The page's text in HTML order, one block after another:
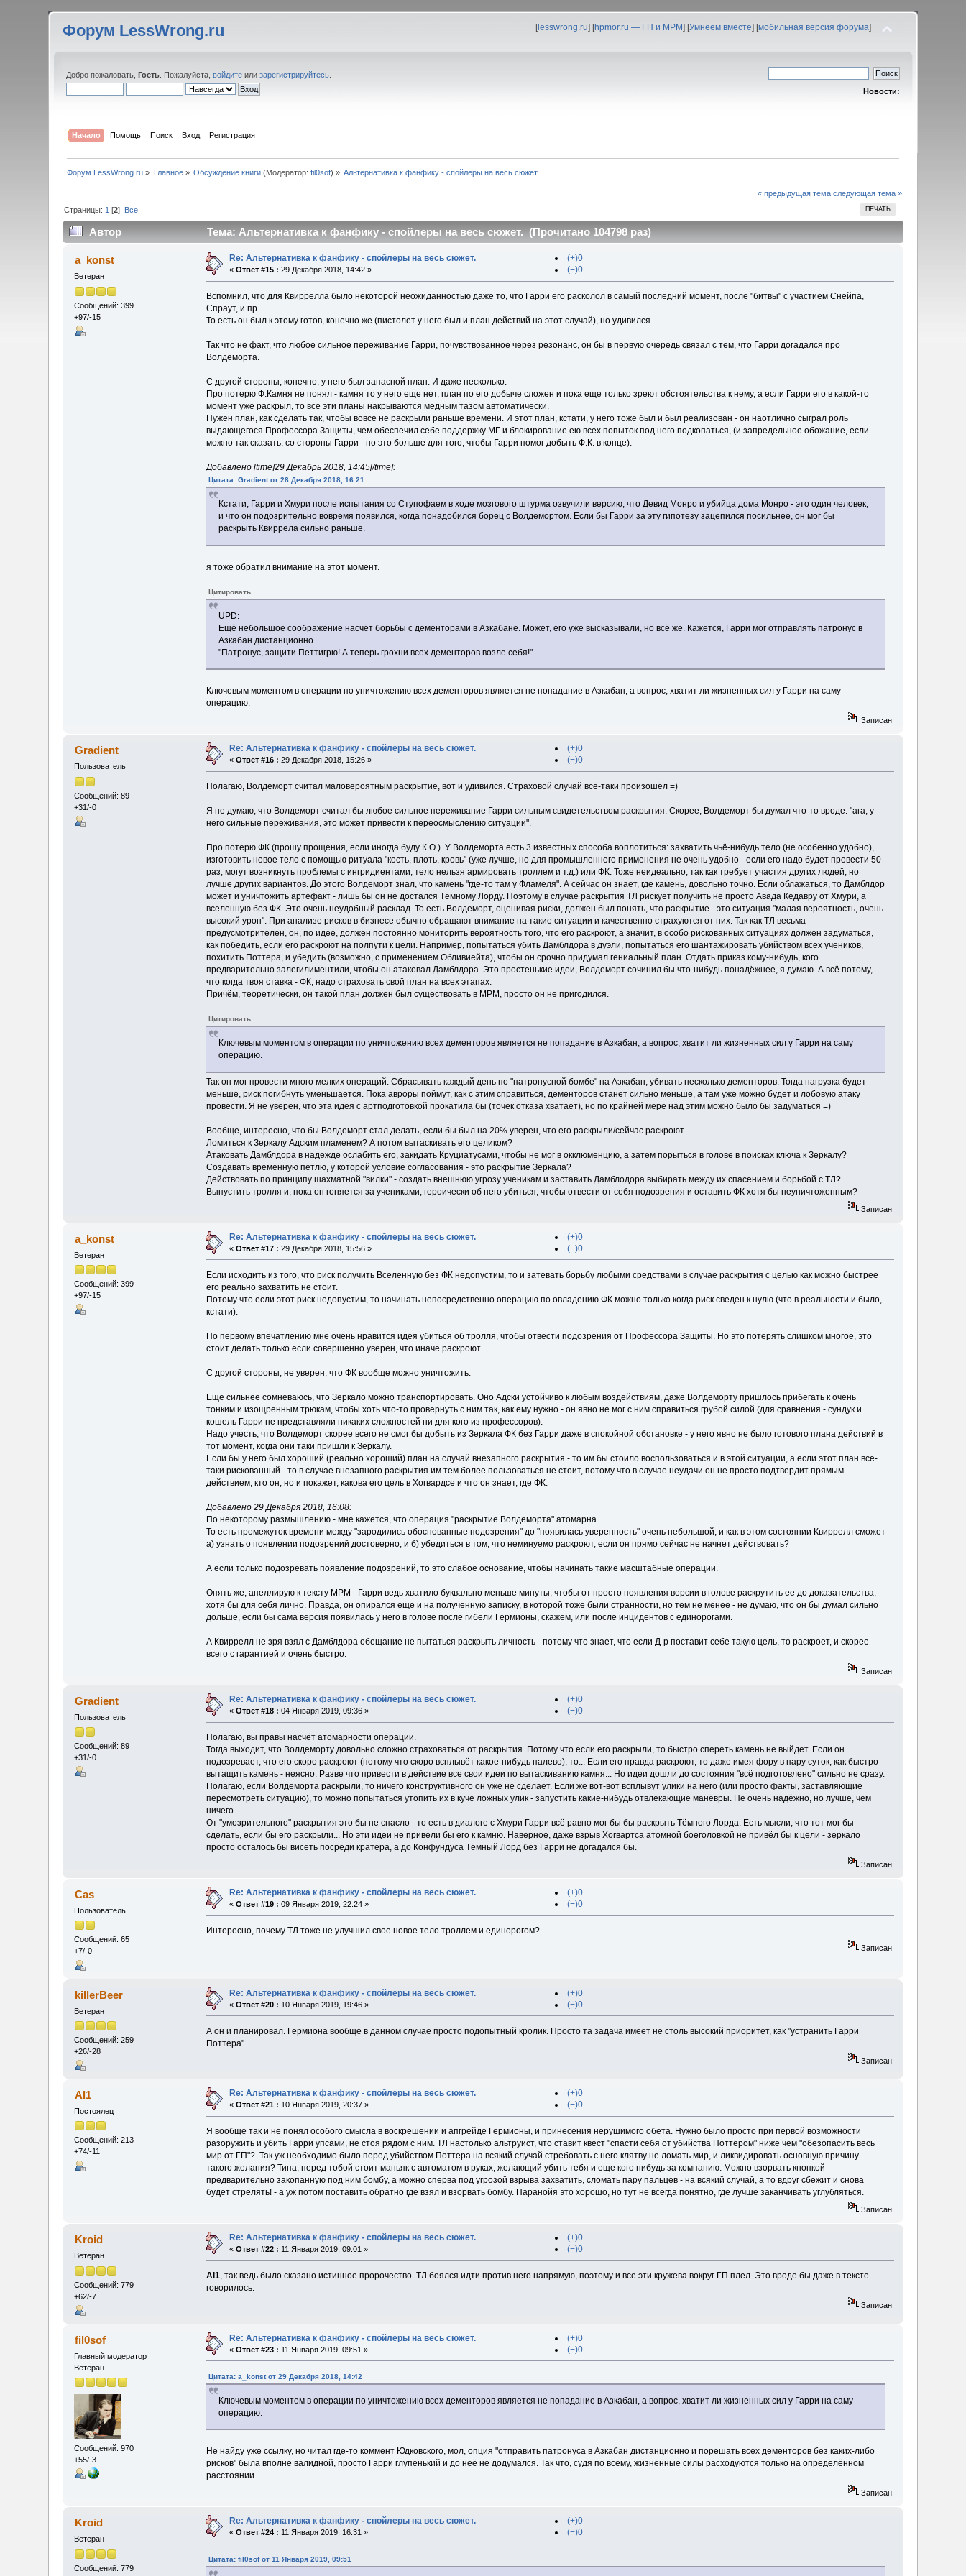
Форум LessWrong.ru [lesswrong.ru] [hpmor.ru — ГП и МРМ] [Умнеем вместе] [мобильная версия форума]
Добро пожаловать,Гость . Пожалуйста,войдите илизарегистрируйтесь
Новости:
Начало Помощь Поиск Вход Регистрация
Форум LessWrong.ru » Главное» Обсуждение книги (Модератор:fil0sof) » Альтернативка к фанфику - спойлеры на весь сюжет.
« предыдущая тема следующая тема »
ПЕЧАТЬ
Страницы: 1 [2] Все
Автор Тема: Альтернативка к фанфику - спойлеры на весь сюжет. (Прочитано 104798 раз)
a_konst
Ветеран
Сообщений: 399
+97/-15
Re: Альтернативка к фанфику - спойлеры на весь сюжет.
«Ответ #15 : 29 Декабря 2018, 14:42 »
(+)0
(−)0
Вспомнил, что для Квиррелла было некоторой неожиданностью даже то, что Гарри его расколол в самый последний момент, после "битвы" с участием Снейпа,
Спраут, и пр.
То есть он был к этому готов, конечно же (пистолет у него был и план действий на этот случай), но удивился.
Так что не факт, что любое сильное переживание Гарри, почувствованное через резонанс, он бы в первую очередь связал с тем, что Гарри догадался про
Волдеморта.
С другой стороны, конечно, у него был запасной план. И даже несколько.
Про потерю Ф.Камня не понял - камня то у него еще нет, план по его добыче сложен и пока еще только зреют обстоятельства к нему, а если Гарри его в какой-то
момент уже раскрыл, то все эти планы накрываются медным тазом автоматически.
Нужен план, как сделать так, чтобы вовсе не раскрыли раньше времени. И этот план, кстати, у него тоже был и был реализован - он наотлично сыграл роль
выдающегося Профессора Защиты, чем обеспечил себе поддержку МГ и блокирование ею всех попыток под него подкопаться, (и запредельное обожание, если
можно так сказать, со стороны Гарри - но это больше для того, чтобы Гарри помог добыть Ф.К. в конце).
Добавлено [time]29 Декабрь 2018, 14:45[/time]:
Цитата: Gradient от 28 Декабря 2018, 16:21
Кстати, Гарри и Хмури после испытания со Ступофаем в ходе мозгового штурма озвучили версию, что Девид Монро и убийца дома Монро - это один человек,
и что он подозрительно вовремя появился, когда понадобился борец с Волдемортом. Если бы Гарри за эту гипотезу зацепился посильнее, он мог бы
раскрыть Квиррела сильно раньше.
я тоже обратил внимание на этот момент.
Цитировать
UPD:
Ещё небольшое соображение насчёт борьбы с дементорами в Азкабане. Может, его уже высказывали, но всё же. Кажется, Гарри мог отправлять патронус в
Азкабан дистанционно
"Патронус, защити Петтигрю! А теперь грохни всех дементоров возле себя!"
Ключевым моментом в операции по уничтожению всех дементоров является не попадание в Азкабан, а вопрос, хватит ли жизненных сил у Гарри на саму
операцию.
Записан
Gradient
Пользователь
Сообщений: 89
+31/-0
Re: Альтернативка к фанфику - спойлеры на весь сюжет.
«Ответ #16 : 29 Декабря 2018, 15:26 »
(+)0
(−)0
Полагаю, Волдеморт считал маловероятным раскрытие, вот и удивился. Страховой случай всё-таки произошёл =)
Я не думаю, что Волдеморт считал бы любое сильное переживание Гарри сильным свидетельством раскрытия. Скорее, Волдеморт бы думал что-то вроде: "ага, у
него сильные переживания, это может привести к переосмыслению ситуации".
Про потерю ФК (прошу прощения, если иногда буду К.О.). У Волдеморта есть 3 известных способа воплотиться: захватить чьё-нибудь тело (не особенно удобно),
изготовить новое тело с помощью ритуала "кость, плоть, кровь" (уже лучше, но для промышленного применения не очень удобно - если его надо будет провести 50
раз, могут возникнуть проблемы с ингридиентами, тело нельзя армировать троллем и т.д.) или ФК. Тоже неидеально, так как требует участия других людей, но
лучше других вариантов. До этого Волдеморт знал, что камень "где-то там у Фламеля". А сейчас он знает, где камень, довольно точно. Если облажаться, то Дамблдор
может и уничтожить артефакт - лишь бы он не достался Тёмному Лорду. Поэтому в случае раскрытия ТЛ рискует получить не просто Авада Кедавру от Хмури, а
вселенную без ФК. Это очень неудобный расклад. То есть Волдеморт, оценивая риски, должен был понять, что раскрытие - это ситуация "малая вероятность, очень
высокий урон". При анализе рисков в бизнесе обычно обращают внимание на такие ситуации и качественно страхуются от них. Так как ТЛ весьма
предусмотрителен, он, по идее, должен постоянно мониторить вероятность того, что его раскроют, а значит, в особо рискованных ситуациях должен задуматься,
как победить, если его раскроют на полпути к цели. Например, попытаться убить Дамблдора в дуэли, попытаться его шантажировать убийством всех учеников,
похитить Поттера, и убедить (возможно, с применением Обливиейта), чтобы он срочно придумал гениальный план. Отдать приказ кому-нибудь, кого
предварительно залегилиментили, чтобы он атаковал Дамблдора. Это простенькие идеи, Волдеморт сочинил бы что-нибудь понадёжнее, я думаю. А всё потому,
что когда твоя ставка - ФК, надо страховать свой план на всех этапах.
Причём, теоретически, он такой план должен был существовать в МРМ, просто он не пригодился.
Цитировать
Ключевым моментом в операции по уничтожению всех дементоров является не попадание в Азкабан, а вопрос, хватит ли жизненных сил у Гарри на саму
операцию.
Так он мог провести много мелких операций. Сбрасывать каждый день по "патронусной бомбе" на Азкабан, убивать несколько дементоров. Тогда нагрузка будет
меньше, риск погибнуть уменьшается. Пока авроры поймут, как с этим справиться, дементоров станет сильно меньше, а там уже можно будет и лобовую атаку
провести. Я не уверен, что эта идея с артподготовкой прокатила бы (точек отказа хватает), но по крайней мере над этим можно было бы задуматься =)
Вообще, интересно, что бы Волдеморт стал делать, если бы был на 20% уверен, что его раскрыли/сейчас раскроют.
Ломиться к Зеркалу Адским пламенем? А потом вытаскивать его целиком?
Атаковать Дамблдора в надежде ослабить его, закидать Круциатусами, чтобы не мог в окклюменцию, а затем порыться в голове в поисках ключа к Зеркалу?
Создавать временную петлю, у которой условие согласования - это раскрытие Зеркала?
Действовать по принципу шахматной "вилки" - создать внешнюю угрозу ученикам и заставить Дамблодора выбирать между их спасением и борьбой с ТЛ?
Выпустить тролля и, пока он гоняется за учениками, героически об него убиться, чтобы отвести от себя подозрения и оставить ФК хотя бы неуничтоженным?
Записан
a_konst
Ветеран
Сообщений: 399
+97/-15
Re: Альтернативка к фанфику - спойлеры на весь сюжет.
«Ответ #17 : 29 Декабря 2018, 15:56 »
(+)0
(−)0
Если исходить из того, что риск получить Вселенную без ФК недопустим, то и затевать борьбу любыми средствами в случае раскрытия с целью как можно быстрее
его реально захватить не стоит.
Потому что если этот риск недопустим, то начинать непосредственно операцию по овладению ФК можно только когда риск сведен к нулю (что в реальности и было,
кстати).
По первому впечатлению мне очень нравится идея убиться об тролля, чтобы отвести подозрения от Профессора Защиты. Но это потерять слишком многое, это
стоит делать только если совершенно уверен, что иначе раскроют.
С другой стороны, не уверен, что ФК вообще можно уничтожить.
Еще сильнее сомневаюсь, что Зеркало можно транспортировать. Оно Адски устойчиво к любым воздействиям, даже Волдеморту пришлось прибегать к очень
тонким и изощренным трюкам, чтобы хоть что-то провернуть с ним так, как ему нужно - он явно не мог с ним справиться грубой силой (для сравнения - сундук и
кошель Гарри не представляли никаких сложностей ни для кого из профессоров).
Надо учесть, что Волдеморт скорее всего не смог бы добыть из Зеркала ФК без Гарри даже в спокойной обстановке - у него явно не было готового плана действий в
тот момент, когда они таки пришли к Зеркалу.
Если бы у него был хороший (реально хороший) план на случай внезапного раскрытия - то им бы стоило воспользоваться и в этой ситуации, а если этот план все-
таки рискованный - то в случае внезапного раскрытия им тем более пользоваться не стоит, потому что в случае неудачи он не просто подтвердит прямым
действием, кто он, но и покажет, какова его цель в Хогвардсе и что он знает, где ФК.
Добавлено 29 Декабря 2018, 16:08:
По некоторому размышлению - мне кажется, что операция "раскрытие Волдеморта" атомарна.
То есть промежуток времени между "зародились обоснованные подозрения" до "появилась уверенность" очень небольшой, и как в этом состоянии Квиррелл сможет
а) узнать о появлении подозрений достоверно, и б) убедиться в том, что неминуемо раскроют, если он прямо сейчас не начнет действовать?
А если только подозревать появление подозрений, то это слабое основание, чтобы начинать такие масштабные операции.
Опять же, апеллирую к тексту МРМ - Гарри ведь хватило буквально меньше минуты, чтобы от просто появления версии в голове раскрутить ее до доказательства,
хотя бы для себя лично. Правда, он опирался еще и на полученную записку, в которой тоже были странности, но тем не менее - не думаю, что он бы думал сильно
дольше, если бы сама версия появилась у него в голове после гибели Гермионы, скажем, или после инцидентов с единорогами.
А Квиррелл не зря взял с Дамблдора обещание не пытаться раскрыть личность - потому что знает, что если Д-р поставит себе такую цель, то раскроет, и скорее
всего с гарантией и очень быстро.
Записан
Gradient
Пользователь
Сообщений: 89
+31/-0
Re: Альтернативка к фанфику - спойлеры на весь сюжет.
«Ответ #18 : 04 Января 2019, 09:36 »
(+)0
(−)0
Полагаю, вы правы насчёт атомарности операции.
Тогда выходит, что Волдеморту довольно сложно страховаться от раскрытия. Потому что если его раскрыли, то быстро спереть камень не выйдет. Если он
подозревает, что его скоро раскроют (потому что скоро всплывёт какое-нибудь палево), то... Если его правда раскроют, то даже имея фору в пару суток, как быстро
вытащить камень - неясно. Разве что привести в действие все свои идеи по вытаскиванию камня... Но идеи дошли до состояния "всё подготовлено" сильно не сразу.
Полагаю, если Волдеморта раскрыли, то ничего конструктивного он уже не сделает. Если же вот-вот всплывут улики на него (или просто факты, заставляющие
пересмотреть ситуацию), то можно попытаться утопить их в куче ложных улик - запустить какие-нибудь отвлекающие манёвры. Не очень надёжно, но лучше, чем
ничего.
От "умозрительного" раскрытия это бы не спасло - то есть в диалоге с Хмури Гарри всё равно мог бы бы раскрыть Тёмного Лорда. Есть мысли, что тот мог бы
сделать, если бы его раскрыли... Но эти идеи не привели бы его к камню. Наверное, даже взрыв Хогвартса атомной боеголовкой не привёл бы к цели - зеркало
просто осталось бы висеть посреди кратера, а до Конфундуса Тёмный Лорд без Гарри не догадался бы.
Записан
Cas
Пользователь
Сообщений: 65
+7/-0
Re: Альтернативка к фанфику - спойлеры на весь сюжет.
«Ответ #19 : 09 Января 2019, 22:24 »
(+)0
(−)0
Интересно, почему ТЛ тоже не улучшил свое новое тело троллем и единорогом?
Записан
killerBeer
Ветеран
Сообщений: 259
+26/-28
Re: Альтернативка к фанфику - спойлеры на весь сюжет.
«Ответ #20 : 10 Января 2019, 19:46 »
(+)0
(−)0
А он и планировал. Гермиона вообще в данном случае просто подопытный кролик. Просто та задача имеет не столь высокий приоритет, как "устранить Гарри
Поттера".
Записан
Al1
Постоялец
Сообщений: 213
+74/-11
Re: Альтернативка к фанфику - спойлеры на весь сюжет.
«Ответ #21 : 10 Января 2019, 20:37 »
(+)0
(−)0
Я вообще так и не понял особого смысла в воскрешении и апгрейде Гермионы, и принесения нерушимого обета. Нужно было просто при первой возможности
разоружить и убить Гарри упсами, не стоя рядом с ним. ТЛ настолько альтруист, что ставит квест "спасти себя от убийства Поттером" ниже чем "обезопасить весь
мир от ГП"? Так уж необходимо было перед убийством Поттера на всякий случай стребовать с него клятву не ломать мир, и ликвидировать основную причину
такого желания? Типа, перед тобой стоит маньяк с автоматом в руках, желающий убить тебя и еще кого нибудь за компанию. Можно взорвать кнопкой
предварительно закопанную под ним бомбу, а можно сперва под угрозой взрыва захватить, сломать пару пальцев - на всякий случай, а то вдруг сбежит и снова
будет стрелять! - а уж потом поставить обратно где взял и взорвать бомбу. Паранойя это хорошо, но тут не всегда понятно, где лучше заканчивать углубляться.
Записан
Kroid
Ветеран
Сообщений: 779
+62/-7
Re: Альтернативка к фанфику - спойлеры на весь сюжет.
«Ответ #22 : 11 Января 2019, 09:01 »
(+)0
(−)0
Al1, так ведь было сказано истинное пророчество. ТЛ боялся идти против него напрямую, поэтому и все эти кружева вокруг ГП плел. Это вроде бы даже в тексте
говорилось.
Записан
fil0sof
Главный модератор
Ветеран
Сообщений: 970
+55/-3
Re: Альтернативка к фанфику - спойлеры на весь сюжет.
«Ответ #23 : 11 Января 2019, 09:51 »
(+)0
(−)0
Цитата: a_konst от 29 Декабря 2018, 14:42
Ключевым моментом в операции по уничтожению всех дементоров является не попадание в Азкабан, а вопрос, хватит ли жизненных сил у Гарри на саму
операцию.
Не найду уже ссылку, но читал где-то коммент Юдковского, мол, опция "отправить патронуса в Азкабан дистанционно и порешать всех дементоров без каких-либо
рисков" была вполне валидной, просто Гарри глупенький и до неё не додумался. Так что, судя по всему, жизненные силы расходуются только на определённом
расстоянии.
Записан
Kroid
Ветеран
Сообщений: 779
Re: Альтернативка к фанфику - спойлеры на весь сюжет.
«Ответ #24 : 11 Января 2019, 16:31 »
(+)0
(−)0
Цитата: fil0sof от 11 Января 2019, 09:51